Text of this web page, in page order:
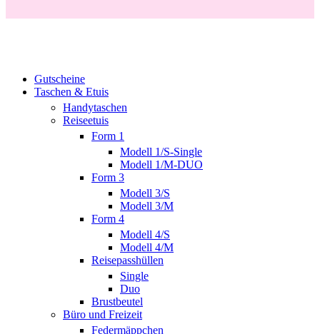
Gutscheine
Taschen & Etuis
Handytaschen
Reiseetuis
Form 1
Modell 1/S-Single
Modell 1/M-DUO
Form 3
Modell 3/S
Modell 3/M
Form 4
Modell 4/S
Modell 4/M
Reisepasshüllen
Single
Duo
Brustbeutel
Büro und Freizeit
Federmäppchen